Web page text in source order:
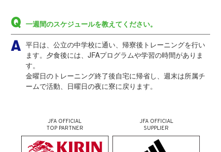
一週間のスケジュールを教えてください。
平日は、公立の中学校に通い、帰寮後トレーニングを行い
ます。夕食後には、JFAプログラムや学習の時間がありま
す。
金曜日のトレーニング終了後自宅に帰省し、週末は所属チ
ームで活動、日曜日の夜に寮に戻ります。
JFA OFFICIAL
TOP PARTNER
JFA OFFICIAL
SUPPLIER